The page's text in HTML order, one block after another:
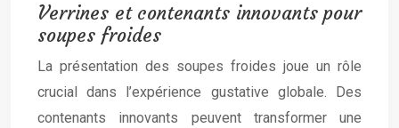
Verrines et contenants innovants pour
soupes froides
La présentation des soupes froides joue un rôle
crucial dans l’expérience gustative globale. Des
contenants innovants peuvent transformer une